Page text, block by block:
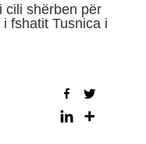
cili shërben për
fshatit Tusnica i